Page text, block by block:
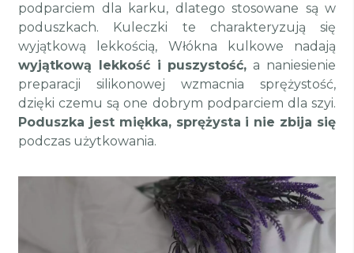
podparciem dla karku, dlatego stosowane są w
poduszkach. Kuleczki te charakteryzują się
wyjątkową lekkością, Włókna kulkowe nadają
wyjątkową lekkość i puszystość, a naniesienie
preparacji silikonowej wzmacnia sprężystość,
dzięki czemu są one dobrym podparciem dla szyi.
Poduszka jest miękka, sprężysta i nie zbija się
podczas użytkowania.